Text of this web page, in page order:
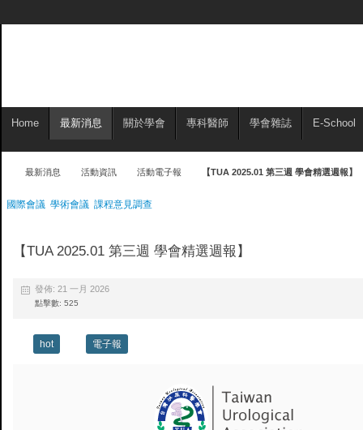
Home 最新消息 關於學會 專科醫師 學會雜誌 E-School
最新消息 活動資訊 活動電子報 【TUA 2025.01 第三週 學會精選週報】
國際會議 學術會議 課程意見調查
【TUA 2025.01 第三週 學會精選週報】
發佈: 21 一月 2026
點擊數: 525
hot 電子報